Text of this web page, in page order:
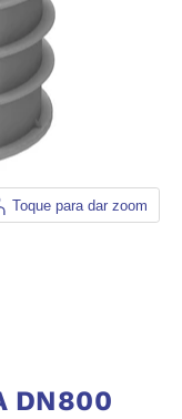
Toque para dar zoom
DN800